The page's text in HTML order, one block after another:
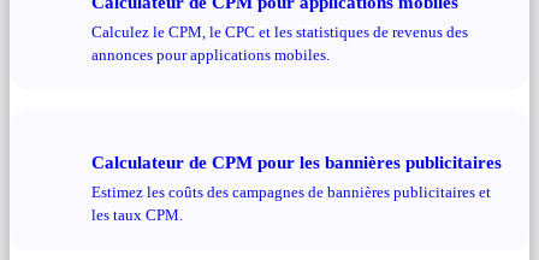
Calculez le CPM, le CPC et les statistiques de revenus des
annonces pour applications mobiles.
Calculateur de CPM pour les bannières publicitaires
Estimez les coûts des campagnes de bannières publicitaires et
les taux CPM.